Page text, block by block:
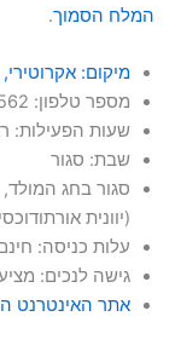
המלח הסמוך.
מיקום: אקרוטירי, 14 ק"מ מערבית
מספר טלפון: 357-25826562
שעות הפעילות: ראשון
שבת: סגור
סגור בחג
(יוונית
עלות כניסה:
גישה לנכים:
אתר האינטרנט